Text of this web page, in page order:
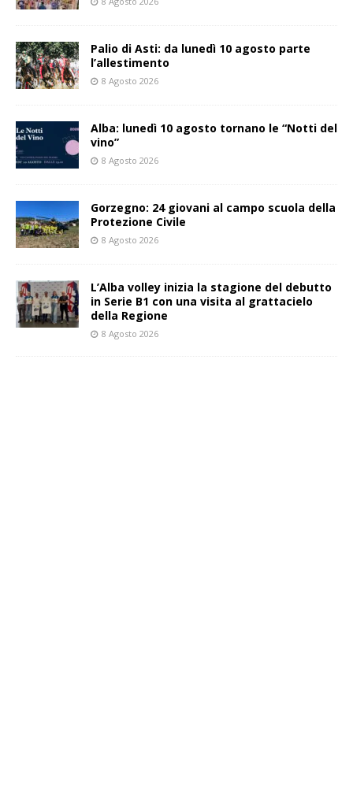
Palio di Asti: da lunedì 10 agosto parte
l’allestimento
8 Agosto 2026
Alba: lunedì 10 agosto tornano le “Notti del
vino”
8 Agosto 2026
Gorzegno: 24 giovani al campo scuola della
Protezione Civile
8 Agosto 2026
L’Alba volley inizia la stagione del debutto
in Serie B1 con una visita al grattacielo
della Regione
8 Agosto 2026